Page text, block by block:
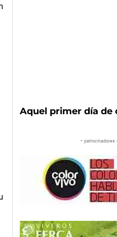
Aquel primer día de
– patrocinadores